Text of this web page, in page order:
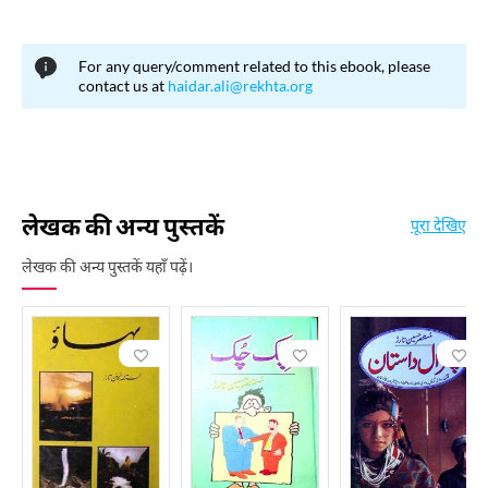
आत्मीयता थी और इसी संबंध में वहां की एक झील का नाम 'तारड़ झील' रखा गया।
उपन्यास लेखन में भी मुस्तनसर हुसैन तारड़ ने असाधारण स्थान प्राप्त किया। उनका
में लिखा गया महत्वपूर्ण उपन्यास है, जबकि 'ख़स व ख़ाशाक ज़माने', 'ऐ ग़ज़ाल-ए-
शब', 'क़िला जंगी', 'क़ुर्बत-ए-मर्ग में मोहब्बत' और 'डाकिया और जुलाहा' भी उनके
प्रमुख उपन्यासों में शामिल हैं। उनके उपन्यासों में इतिहास, संस्कृति, स्मृति, भूगोल और
मानवीय मनोविज्ञान एक विशिष्ट शैली में सामने आते हैं।
साहित्य के साथ-साथ मुस्तनसर हुसैन तारड़ ने टीवी नाटकों, अभिनय और कार्यक्रम
संचालन के क्षेत्र में भी उल्लेखनीय सेवाएं दीं। पीटीवी के मॉर्निंग शो 'सुबह बख़ैर' के
पहले मेज़बान के रूप में उन्हें अत्यधिक लोकप्रियता मिली और वे 'चाचा जी' के नाम
से मशहूर हुए। उन्होंने 'आधी रात का सूरज' सहित अनेक नाटक लिखे और कई
धारावाहिकों में अभिनय भी किया। बाद के वर्षों में वे विभिन्न टीवी चैनलों पर यात्रा
और सामाजिक विषयों पर कार्यक्रम करते रहे। स्तंभ लेखन में भी उनकी शैली अलग
For any query/comment related to this ebook, please
contact us at haidar.ali@rekhta.org
लेखक की अन्य पुस्तकें
लेखक की अन्य पुस्तकें यहाँ पढ़ें।
पूरा देखिए